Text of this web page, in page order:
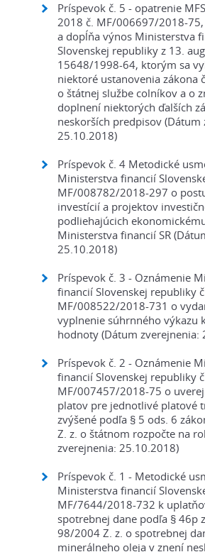
Príspevok č. 5 - opatrenie
2018 č. MF/006697/2018-
a dopĺňa výnos Ministerstva
Slovenskej republiky z 13.
15648/1998-64, ktorým sa
niektoré ustanovenia zákona
o štátnej službe colníkov a o
doplnení niektorých ďalších
neskorších predpisov (Dátum
25.10.2018)
Príspevok č. 4 Metodické
Ministerstva financií
MF/008782/2018-297 o
investícií a projektov
podliehajúcich
Ministerstva financií SR
25.10.2018)
Príspevok č. 3 - Oznámenie
financií Slovenskej republiky
MF/008522/2018-731 o
vyplnenie súhrnného výkazu
hodnoty (Dátum zverejnenia:
Príspevok č. 2 - Oznámenie
financií Slovenskej republiky
MF/007457/2018-75 o
platov pre jednotlivé platové
zvýšené podľa § 5 ods. 6
Z. z. o štátnom rozpočte na
zverejnenia: 25.10.2018)
Príspevok č. 1 - Metodické
Ministerstva financií
MF/7644/2018-732 k
spotrebnej dane podľa § 46p
98/2004 Z. z. o spotrebnej
minerálneho oleja v znení